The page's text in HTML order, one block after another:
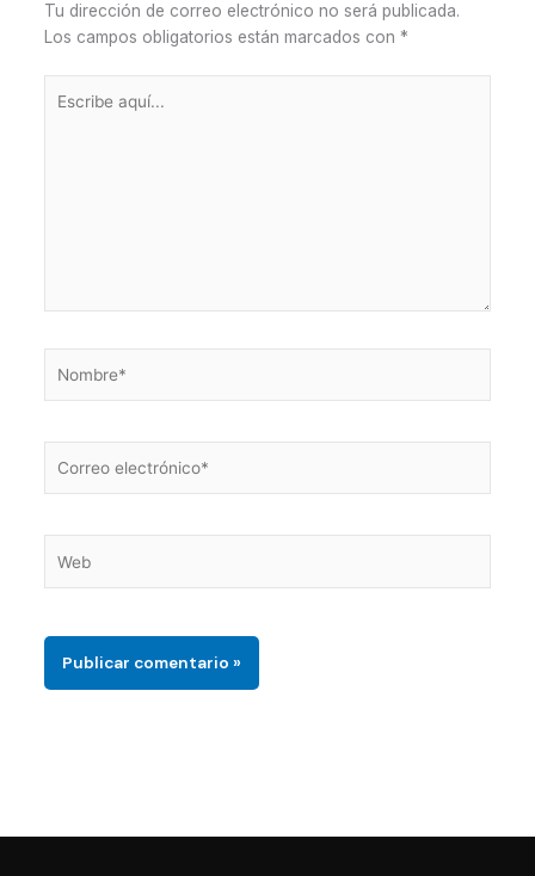
Tu dirección de correo electrónico no será publicada.
Los campos obligatorios están marcados con *
aquí...
electrónico*